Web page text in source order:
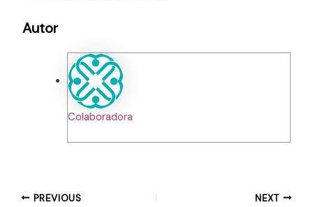
Autor
Colaboradora
PREVIOUS NEXT